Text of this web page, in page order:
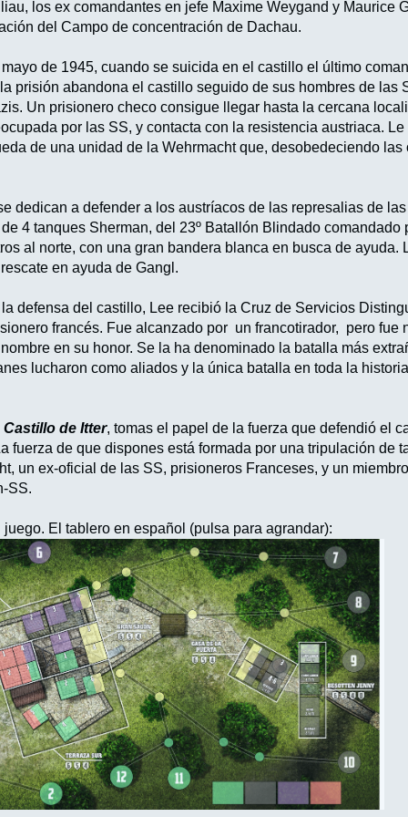
los ex comandantes en jefe Maxime Weygand y Maurice
del Campo de concentración de Dachau.
de 1945, cuando se suicida en el castillo el último
prisión abandona el castillo seguido de sus hombres de las
Un prisionero checo consigue llegar hasta la cercana
por las SS, y contacta con la resistencia austriaca.
de una unidad de la Wehrmacht que, desobedeciendo
a defender a los austríacos de las represalias de
4 tanques Sherman, del 23º Batallón Blindado
al norte, con una gran bandera blanca en busca de
en ayuda de Gangl.
del castillo, Lee recibió la Cruz de Servicios
francés. Fue alcanzado por un francotirador, pero fue
en su honor. Se la ha denominado la batalla más
lucharon como aliados y la única batalla en toda la
Castillo de Itter, tomas el papel de la fuerza que defendió el
fuerza de que dispones está formada por una tripulación de
un ex-oficial de las SS, prisioneros Franceses, y un
SS.
El tablero en español (pulsa para agrandar):